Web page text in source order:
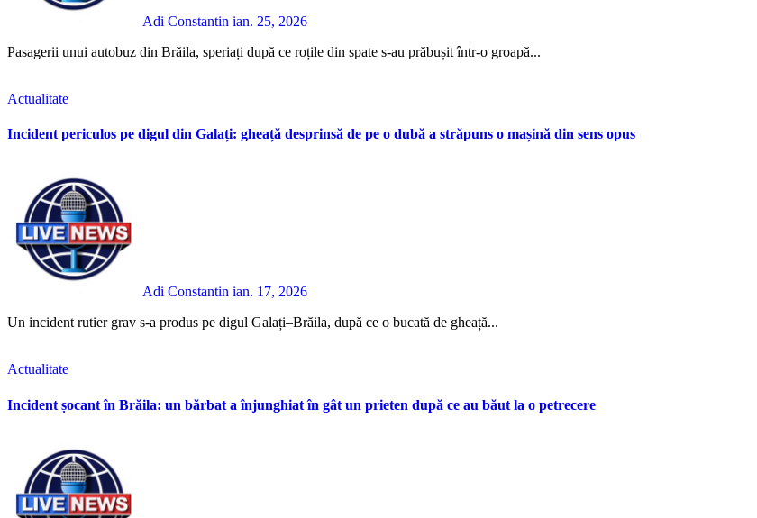
Adi Constantin ian. 25, 2026
Pasagerii unui autobuz din Brăila, speriați după ce roțile din spate s-au prăbușit într-o groapă...
Actualitate
Incident periculos pe digul din Galați: gheață desprinsă de pe o dubă a străpuns o mașină din sens opus
Adi Constantin ian. 17, 2026
Un incident rutier grav s-a produs pe digul Galați–Brăila, după ce o bucată de gheață...
Actualitate
Incident șocant în Brăila: un bărbat a înjunghiat în gât un prieten după ce au băut la o petrecere